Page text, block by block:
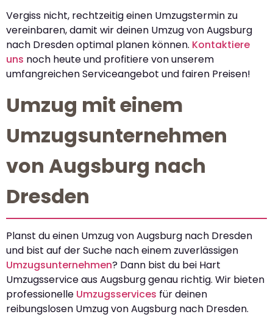
Vergiss nicht, rechtzeitig einen Umzugstermin zu
vereinbaren, damit wir deinen Umzug von Augsburg
nach Dresden optimal planen können. Kontaktiere
uns noch heute und profitiere von unserem
umfangreichen Serviceangebot und fairen Preisen!
Umzug mit einem
Umzugsunternehmen
von Augsburg nach
Dresden
Planst du einen Umzug von Augsburg nach Dresden
und bist auf der Suche nach einem zuverlässigen
Umzugsunternehmen? Dann bist du bei Hart
Umzugsservice aus Augsburg genau richtig. Wir bieten
professionelle Umzugsservices für deinen
reibungslosen Umzug von Augsburg nach Dresden.